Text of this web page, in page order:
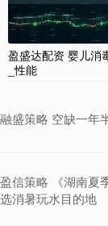
盈盛达配资 婴儿消
_性能
融盛策略 空缺一年
盈信策略 《湖南夏
选消暑玩水目的地